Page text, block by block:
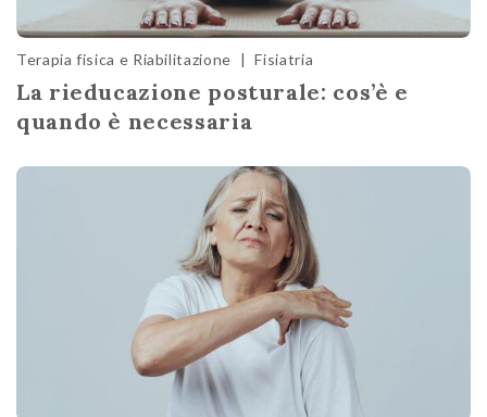
Terapia fisica e Riabilitazione | Fisiatria
La rieducazione posturale: cos’è e
quando è necessaria